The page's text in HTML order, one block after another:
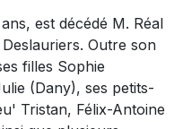
est décédé M. Réal
Outre son
filles Sophie
(Dany), ses petits-
Tristan, Félix-Antoine